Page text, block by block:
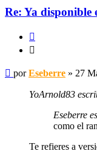
Re: Ya disponible
Mensaje
porEseberre » 27
YoArnold83
Eseberre
como el
Te refieres a